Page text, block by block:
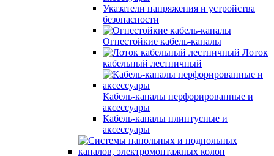
Указатели напряжения и устройства
безопасности
Огнестойкие кабель-каналы
Лоток
кабельный лестничный
Кабель-каналы перфорированные и
аксессуары
Кабель-каналы плинтусные и
аксессуары